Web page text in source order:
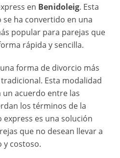
en Benidoleig. Esta
ha convertido en una
popular para parejas que
rápida y sencilla.
forma de divorcio más
Esta modalidad
un acuerdo entre las
los términos de la
express es una solución
que no desean llevar a
y costoso.